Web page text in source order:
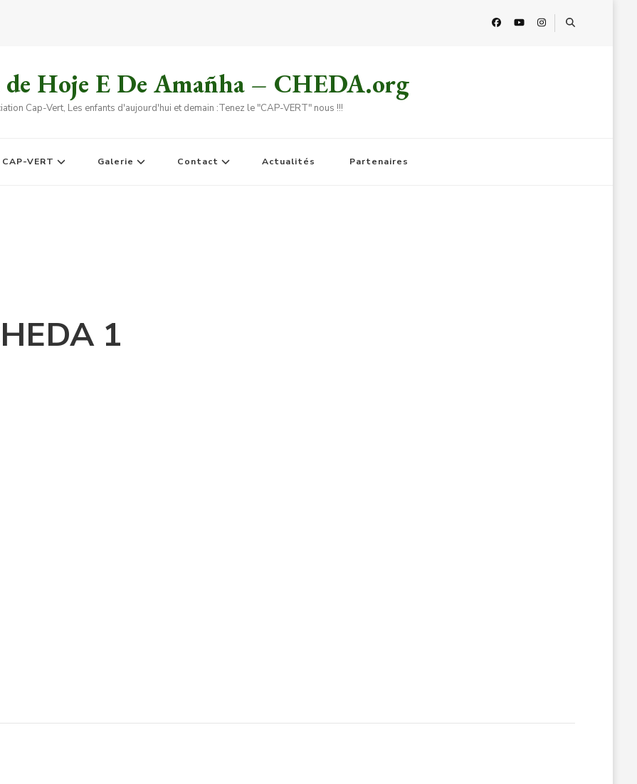
de Hoje E De Amañha – CHEDA.org
Cap-Vert, Les enfants d'aujourd'hui et demain :Tenez le "CAP-VERT" nous !!!
VERT Galerie Contact Actualités Partenaires
1